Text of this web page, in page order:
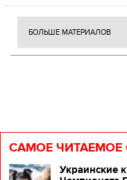
БОЛЬШЕ МАТЕРИАЛОВ
САМОЕ ЧИТАЕМОЕ
Украинские